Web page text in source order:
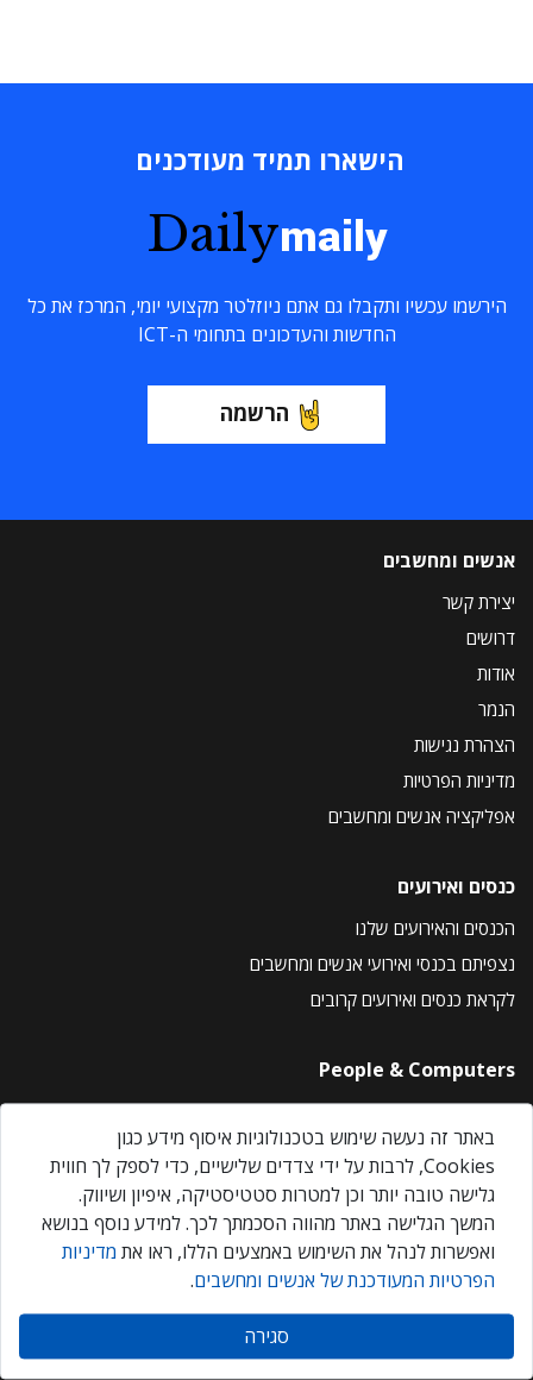
הישארו תמיד מעודכנים
Dailymaily
הירשמו עכשיו ותקבלו גם אתם ניוזלטר מקצועי יומי, המרכז את כל
החדשות והעדכונים בתחומי ה-ICT
הרשמה
אנשים ומחשבים
יצירת קשר
דרושים
אודות
הנמר
הצהרת נגישות
מדיניות הפרטיות
אפליקציה אנשים ומחשבים
כנסים ואירועים
הכנסים והאירועים שלנו
נצפיתם בכנסי ואירועי אנשים ומחשבים
לקראת כנסים ואירועים קרובים
People & Computers
About Us
Privacy Policy
Contact Us
Our Events
אנשים ומחשבים © 2026 – כל הזכויות שמורות
באתר זה נעשה שימוש בטכנולוגיות איסוף מידע כגון
Cookies, לרבות על ידי צדדים שלישיים, כדי לספק לך חווית
גלישה טובה יותר וכן למטרות סטטיסטיקה, איפיון ושיווק.
המשך הגלישה באתר מהווה הסכמתך לכך. למידע נוסף בנושא
ואפשרות לנהל את השימוש באמצעים הללו, ראו את מדיניות
הפרטיות המעודכנת של אנשים ומחשבים.
סגירה